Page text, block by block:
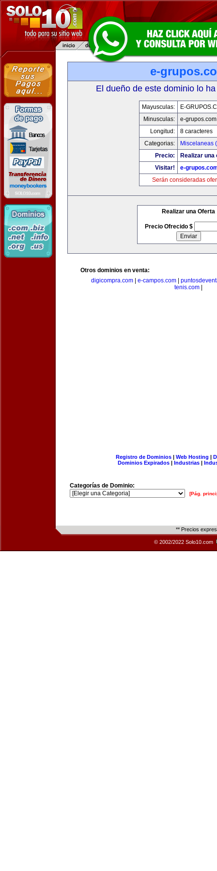
e-
El dueño de este dominio lo
Mayusculas:
E-
Minusculas:
e-grupos.com
Longitud:
8 caracteres
Categorias:
Miscelaneas
Precio:
Realizar una
Visitar!
e-
Serán consideradas
Realizar una Oferta
Precio Ofrecido $
Otros dominios en venta:
digicompra.com
e-campos.com
tenis.com
Registro de Dominios| Web Hosting |
Dominios Expirados | Industrias |
Categorías de Dominio:
[Pág.
** Precios
© 2002/2022 Solo10.com